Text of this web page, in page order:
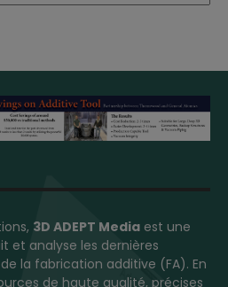
3D ADEPT Media est une
et analyse les dernières
la fabrication additive (FA). En
de haute qualité, précises